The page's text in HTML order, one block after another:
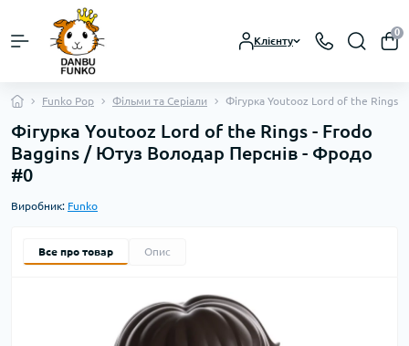
Клієнту
0
Funko Pop Фільми та Серіали Фігурка Youtooz Lord of the Rings
Фігурка Youtooz Lord of the Rings - Frodo
Baggins / Ютуз Володар Перснів - Фродо
#0
Виробник: Funko
Все про товар Опис